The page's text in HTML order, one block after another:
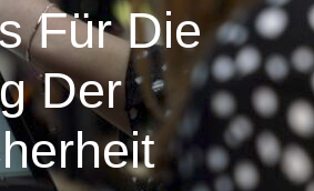
Für Die
Der